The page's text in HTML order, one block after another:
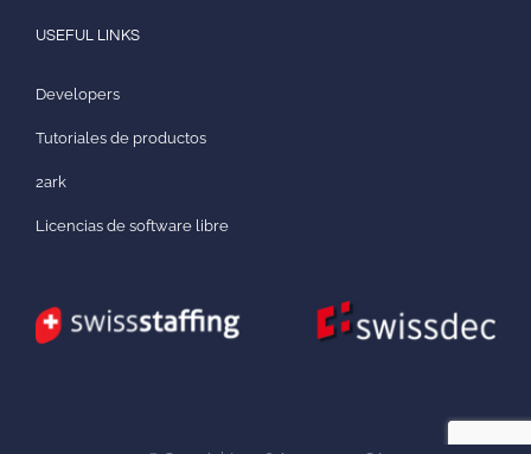
USEFUL LINKS
Developers
Tutoriales de productos
2ark
Licencias de software libre